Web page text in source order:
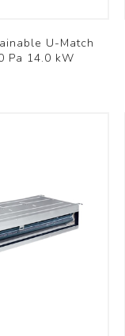
U-Match
Pa 14.0 kW